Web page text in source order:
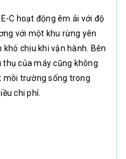
C hoạt động êm ái với độ
với một khu rừng yên
chịu khi vận hành. Bên
của máy cũng không
môi trường sống trong
chi phí.